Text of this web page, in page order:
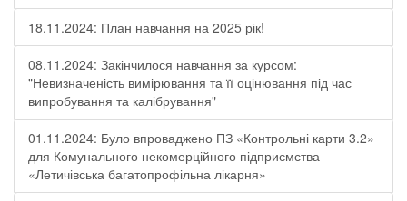
18.11.2024: План навчання на 2025 рік!
08.11.2024: Закінчилося навчання за курсом:
"Невизначеність вимірювання та її оцінювання під час
випробування та калібрування"
01.11.2024: Було впроваджено ПЗ «Контрольні карти 3.2»
для Комунального некомерційного підприємства
«Летичівська багатопрофільна лікарня»